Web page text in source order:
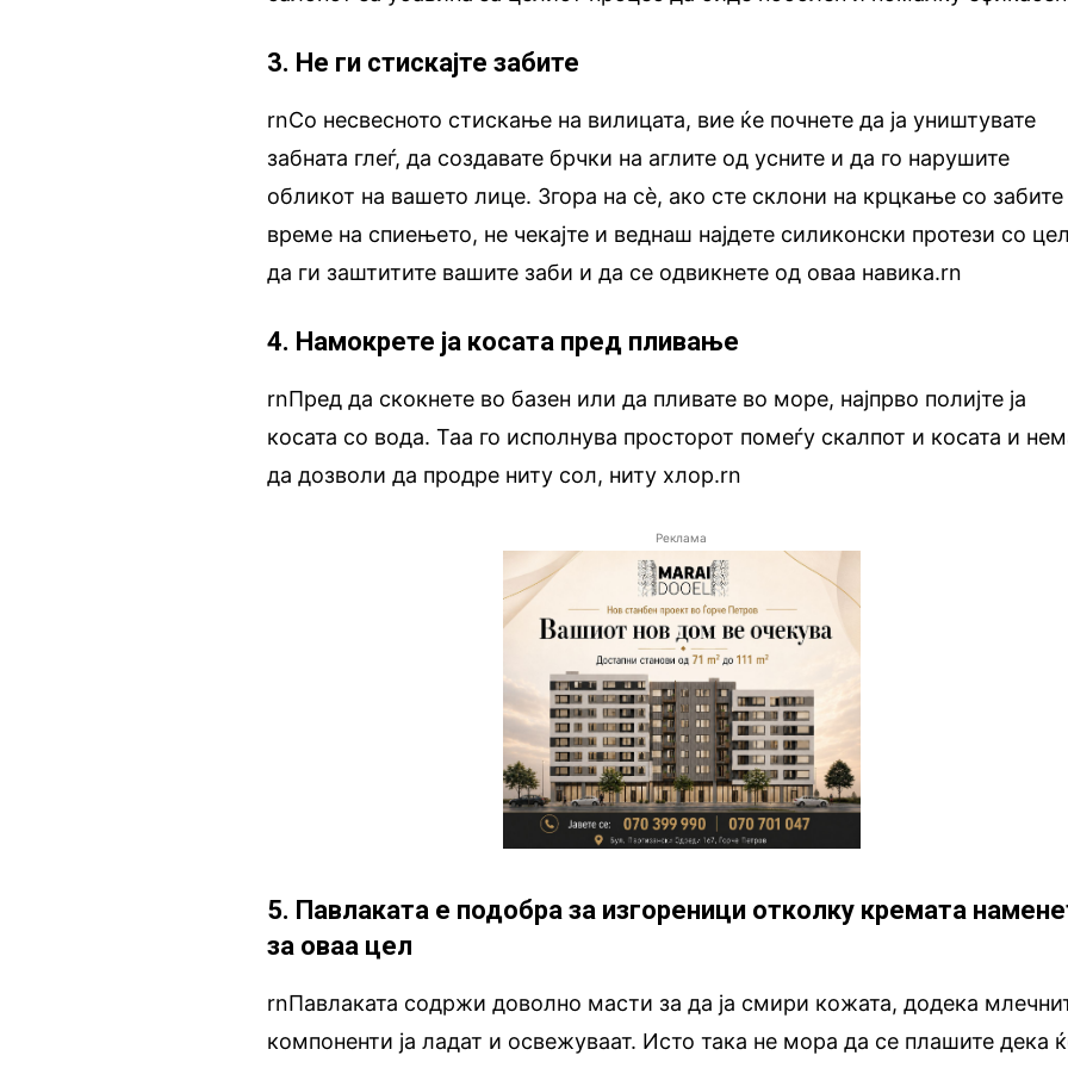
3. Не ги стискајте забите
rnСо несвесното стискање на вилицата, вие ќе почнете да ја уништувате
забната глеѓ, да создавате брчки на аглите од усните и да го нарушите
обликот на вашето лице. Згора на сè, ако сте склони на крцкање со забите
време на спиењето, не чекајте и веднаш најдете силиконски протези со цел
да ги заштитите вашите заби и да се одвикнете од оваа навика.rn
4. Намокрете ја косата пред пливање
rnПред да скокнете во базен или да пливате во море, најпрво полијте ја
косата со вода. Таа го исполнува просторот помеѓу скалпот и косата и
да дозволи да продре ниту сол, ниту хлор.rn
Реклама
5. Павлаката е подобра за изгореници отколку кремата
за оваа цел
rnПавлаката содржи доволно масти за да ја смири кожата, додека
компоненти ја ладат и освежуваат. Исто така не мора да се плашите дека